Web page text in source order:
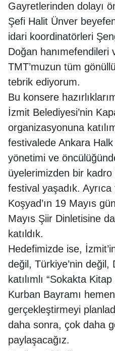
Gayretlerinden dolayı
Şefi Halit Ünver
idari koordinatörleri
Doğan hanımefendileri
TMT’muzun tüm
tebrik ediyorum.
Bu konsere
İzmit Belediyesi’nin
organizasyonuna
festivalede Ankara
yönetimi ve
üyelerimizden bir kadro
festival yaşadık.
Koşyad’ın 19 Mayıs
Mayıs Şiir Dinletisine
katıldık.
Hedefimizde ise,
değil, Türkiye’nin değil,
katılımlı “Sokakta Kitap
Kurban Bayramı
gerçekleştirmeyi
daha sonra, çok daha
paylaşacağız.